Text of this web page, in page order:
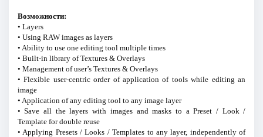
Возможности:
• Layers
• Using RAW images as layers
• Ability to use one editing tool multiple times
• Built-in library of Textures & Overlays
• Management of user’s Textures & Overlays
• Flexible user-centric order of application of tools while editing an
image
• Application of any editing tool to any image layer
• Save all the layers with images and masks to a Preset / Look /
Template for double reuse
• Applying Presets / Looks / Templates to any layer, independently of